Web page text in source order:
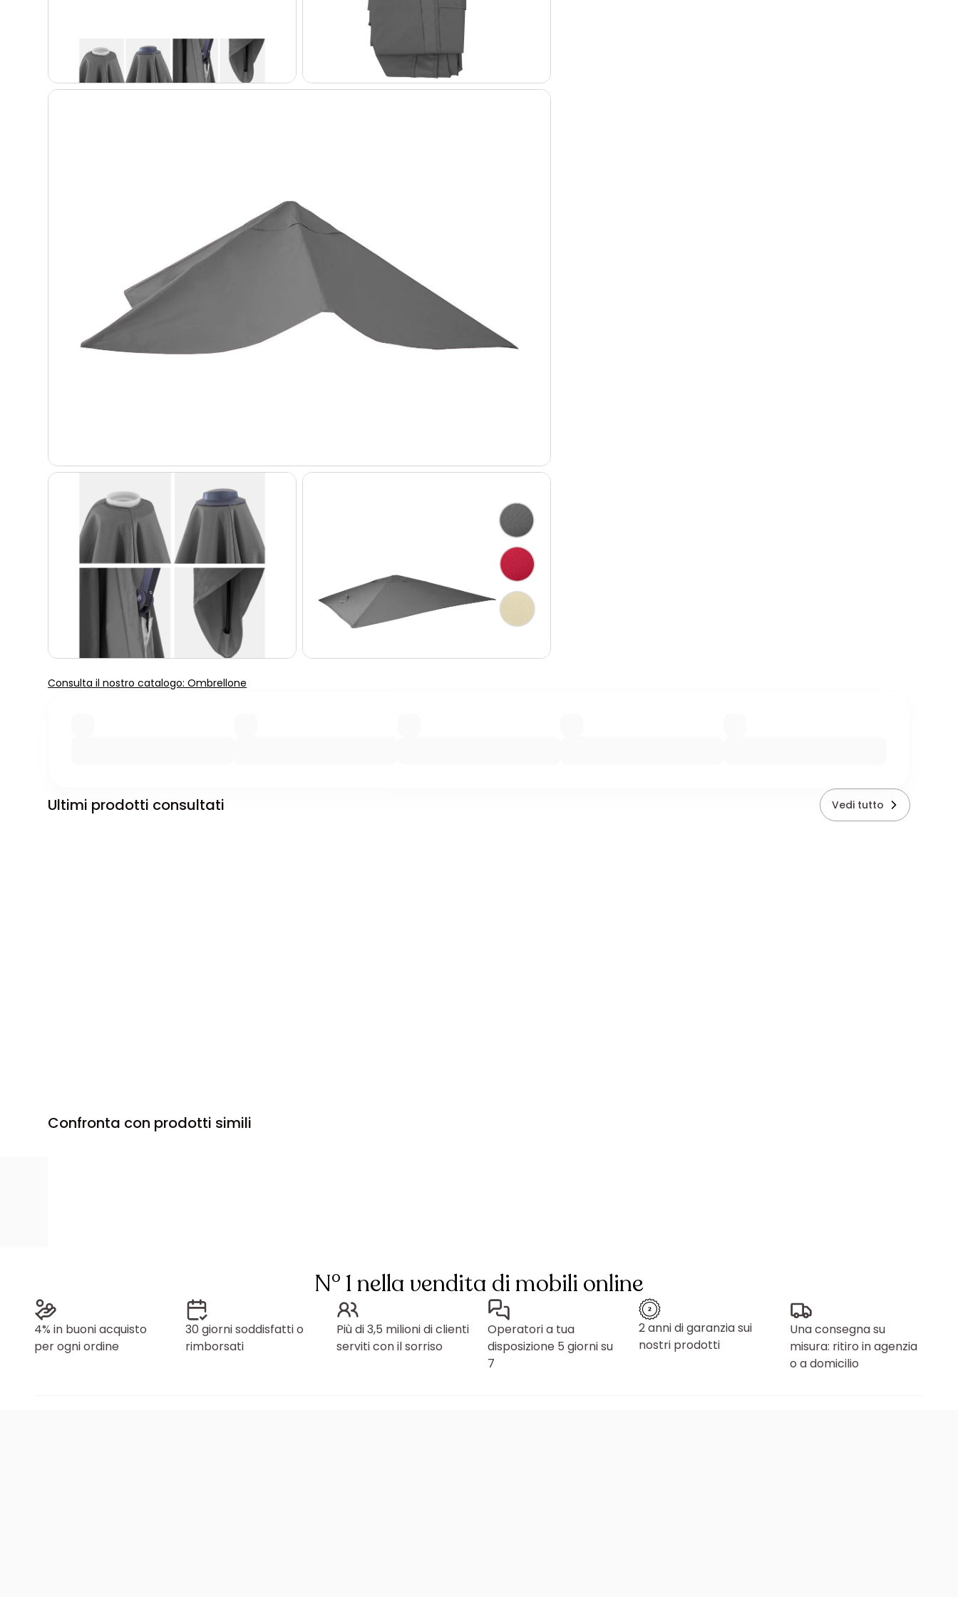
Consulta il nostro catalogo: Ombrellone
Ultimi prodotti consultati Vedi tutto
Confronta con prodotti simili
N° 1 nella vendita di mobili online
4% in buoni acquisto
per ogni ordine
30 giorni soddisfatti o
rimborsati
Più di 3,5 milioni di clienti
serviti con il sorriso
Operatori a tua
disposizione 5 giorni su
7
2 anni di garanzia sui
nostri prodotti
Una consegna su
misura: ritiro in agenzia
o a domicilio